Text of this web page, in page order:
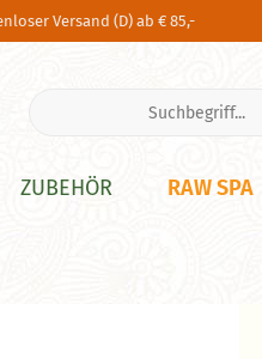
Versand (D) ab € 85,-
ZUBEHÖR RAW SPA